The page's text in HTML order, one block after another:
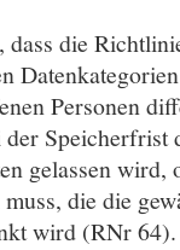
die
Personen
gelassen wird,
die die
wird (RNr 64).